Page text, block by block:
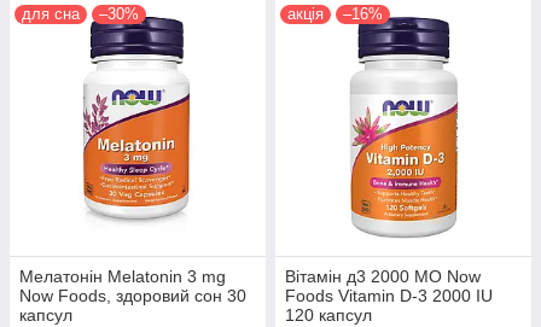
для сна –30%
Мелатонін Melatonin 3 mg
Now Foods, здоровий сон 30
капсул
акція –16%
Вітамін д3 2000 МО Now
Foods Vitamin D-3 2000 IU
120 капсул